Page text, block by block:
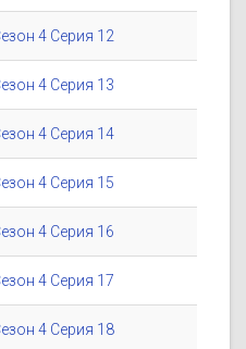
4 Серия 12
4 Серия 13
4 Серия 14
4 Серия 15
4 Серия 16
4 Серия 17
4 Серия 18